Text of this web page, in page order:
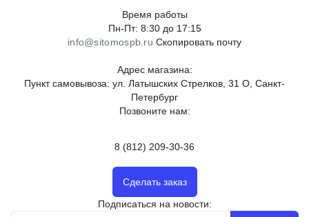
Время работы
Пн-Пт: 8:30 до 17:15
info@sitomospb.ru Скопировать почту
Адрес магазина:
Пункт самовывоза: ул. Латышских Стрелков, 31 О, Санкт-
Петербург
Позвоните нам:
8 (812) 209-30-36
Сделать заказ
Подписаться на новости: